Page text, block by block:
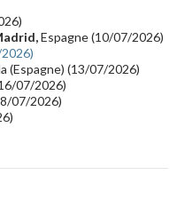
(14)
(13)
Espagne (10/07/2026)
(Espagne) (13/07/2026)
07/2026)
07/2026)